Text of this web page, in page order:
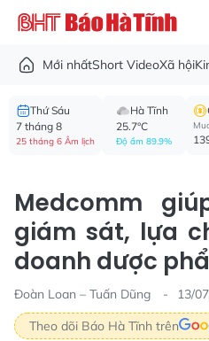
Mới nhấtShort VideoXã hội
Thứ Sáu
7 tháng 8
25 tháng 6 Âm lịch
Hà Tĩnh
25.7°C
Độ ẩm 89.9%
Medcomm
giám sát, lựa
doanh dược
Đoàn Loan – Tuấn Dũng
13/
Theo dõi Báo Hà Tĩnh trên